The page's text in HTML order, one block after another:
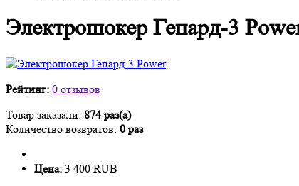
Электрошокер Гепард-3
Рейтинг: 0 отзывов
Товар заказали: 874 раз(а)
Количество возвратов: 0 раз
Цена: 3 400 RUB